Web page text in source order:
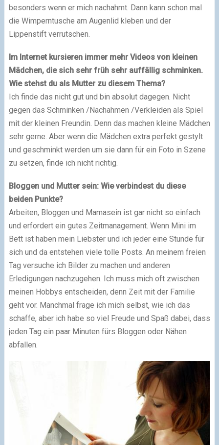
besonders wenn er mich nachahmt. Dann kann schon mal
die Wimperntusche am Augenlid kleben und der
Lippenstift verrutschen.
Im Internet kursieren immer mehr Videos von kleinen
Mädchen, die sich sehr früh sehr auffällig schminken.
Wie stehst du als Mutter zu diesem Thema?
Ich finde das nicht gut und bin absolut dagegen. Nicht
gegen das Schminken /Nachahmen /Verkleiden als Spiel
mit der kleinen Freundin. Denn das machen kleine Mädchen
sehr gerne. Aber wenn die Mädchen extra perfekt gestylt
und geschminkt werden um sie dann für ein Foto in Szene
zu setzen, finde ich nicht richtig.
Bloggen und Mutter sein: Wie verbindest du diese
beiden Punkte?
Arbeiten, Bloggen und Mamasein ist gar nicht so einfach
und erfordert ein gutes Zeitmanagement. Wenn Mini im
Bett ist haben mein Liebster und ich jeder eine Stunde für
sich und da entstehen viele tolle Posts. An meinem freien
Tag versuche ich Bilder zu machen und anderen
Erledigungen nachzugehen. Ich muss mich oft zwischen
meinen Hobbys entscheiden, denn Zeit mit der Familie
geht vor. Manchmal frage ich mich selbst, wie ich das
schaffe, aber ich habe so viel Freude und Spaß dabei, dass
jeden Tag ein paar Minuten fürs Bloggen oder Nähen
abfallen.